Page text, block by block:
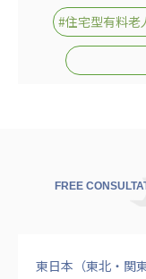
#住宅型有料老
FREE
東日本（東北・関